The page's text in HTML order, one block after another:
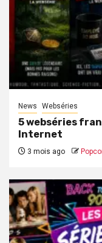
News Webséries
5 webséries
Internet
3 mois ago